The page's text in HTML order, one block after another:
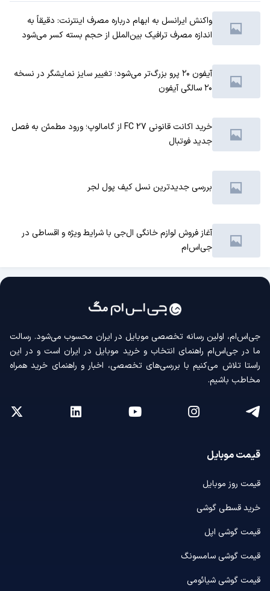
واکنش ایرانسل به ابهام درباره مصرف اینترنت: دقیقاً به
اندازه مصرف ترافیک بین‌الملل از حجم بسته کسر می‌شود
آیفون ۲۰ پرو بزرگ‌تر می‌شود؛ تغییر سایز نمایشگر در نسخه
۲۰ سالگی آیفون
خرید اکانت قانونی FC 27 از گامالوپ؛ ورود مطمئن به فصل
جدید فوتبال
بررسی جدیدترین نسل کیف پول لجر
آغاز فروش لوازم خانگی ال‌جی با شرایط ویژه و اقساطی در
جی‌اس‌ام
جی‌اس‌ام، اولین رسانه‌ تخصصی موبایل در ایران محسوب می‌شود. رسالت
ما در جی‌اس‌ام راهنمای انتخاب و خرید موبایل در ایران است و در این
راستا تلاش می‌کنیم با بررسی‌های تخصصی، اخبار و راهنمای خرید همراه
مخاطب باشیم.
قیمت موبایل
قیمت روز موبایل
خرید قسطی گوشی
قیمت گوشی اپل
قیمت گوشی سامسونگ
قیمت گوشی شیائومی